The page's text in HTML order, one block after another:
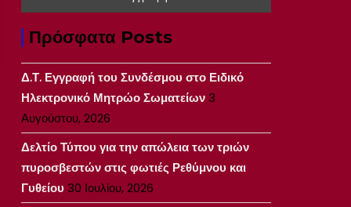
Πρόσφατα Posts
Δ.Τ. Εγγραφή του Συνδέσμου στο Ειδικό
Ηλεκτρονικό Μητρώο Σωματείων3
Αυγούστου, 2026
Δελτίο Τύπου για την απώλεια των τριών
πυροσβεστών στις φωτιές Ρεθύμνου και
Γυθείου 30 Ιουλίου, 2026